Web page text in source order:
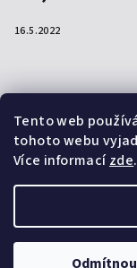
Tento web
tohoto webu
Více informacízde.
16.5.2022
Přijímáme